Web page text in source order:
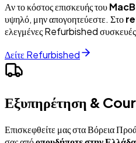
Αν το κόστος επισκευής του
υψηλό, μην απογοητεύεστε. Στο
ελεγμένες Refurbished συσκευές
Δείτε Refurbished
Εξυπηρέτηση &
Επισκεφθείτε μας στα Βόρεια